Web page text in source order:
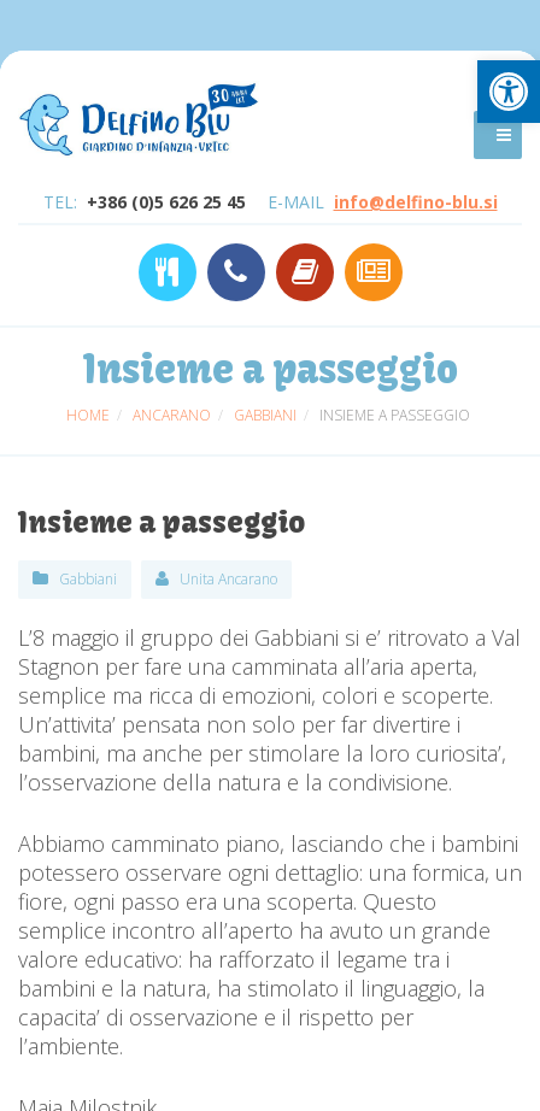
TEL: +386 (0)5 626 25 45 E-MAIL info@delfino-blu.si
Insieme a passeggio
HOME ANCARANO GABBIANI INSIEME A PASSEGGIO
Insieme a passeggio
Gabbiani Unita Ancarano
L’8 maggio il gruppo dei Gabbiani si e’ ritrovato a Val
Stagnon per fare una camminata all’aria aperta,
semplice ma ricca di emozioni, colori e scoperte.
Un’attivita’ pensata non solo per far divertire i
bambini, ma anche per stimolare la loro curiosita’,
l’osservazione della natura e la condivisione.
Abbiamo camminato piano, lasciando che i bambini
potessero osservare ogni dettaglio: una formica, un
fiore, ogni passo era una scoperta. Questo
semplice incontro all’aperto ha avuto un grande
valore educativo: ha rafforzato il legame tra i
bambini e la natura, ha stimolato il linguaggio, la
capacita’ di osservazione e il rispetto per
l’ambiente.